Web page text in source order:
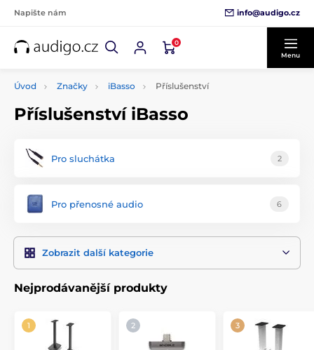
Napište nám info@audigo.cz
0
Menu
Úvod Značky iBasso Příslušenství
Příslušenství iBasso
Pro sluchátka 2
Pro přenosné audio 6
Zobrazit další kategorie
Nejprodávanější produkty